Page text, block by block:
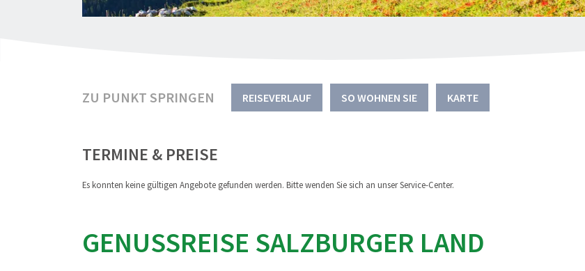
ZU PUNKT SPRINGEN REISEVERLAUF SO WOHNEN SIE KARTE
TERMINE & PREISE
Es konnten keine gültigen Angebote gefunden werden. Bitte wenden Sie sich an unser Service-Center.
GENUSSREISE SALZBURGER LAND